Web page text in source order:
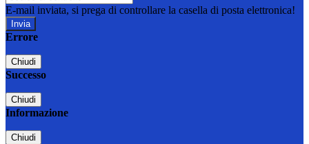
E-mail inviata, si prega di controllare la casella di posta elettronica!
Errore
Chiudi
Successo
Chiudi
Informazione
Chiudi